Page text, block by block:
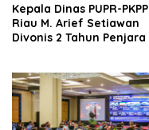
Kepala Dinas PUPR-PKPP
Riau M. Arief Setiawan
Divonis 2 Tahun Penjara